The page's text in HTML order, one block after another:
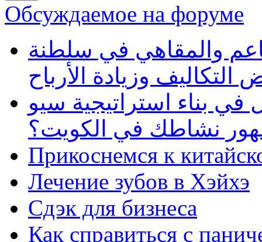
Обсуждаемое на форуме
والمقاهي في سلطنة
وزيادة الأرباح
بناء استراتيجية سيو
نشاطك في الكويت؟
Прикоснемся к
Лечение зубов в Хэйхэ
Сдэк для бизнеса
Как справиться с